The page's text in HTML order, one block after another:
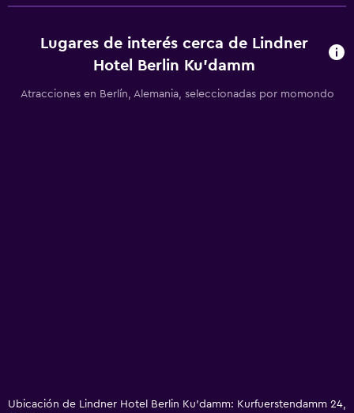
Lugares de interés cerca de Lindner
Hotel Berlin Ku'damm
Atracciones en Berlín, Alemania, seleccionadas por momondo
Ubicación de Lindner Hotel Berlin Ku'damm: Kurfuerstendamm 24,